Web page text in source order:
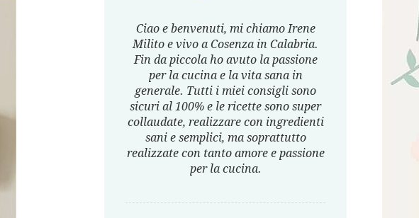
Ciao e benvenuti, mi chiamo Irene
Milito e vivo a Cosenza in Calabria.
Fin da piccola ho avuto la passione
per la cucina e la vita sana in
generale. Tutti i miei consigli sono
sicuri al 100% e le ricette sono super
collaudate, realizzare con ingredienti
sani e semplici, ma soprattutto
realizzate con tanto amore e passione
per la cucina.